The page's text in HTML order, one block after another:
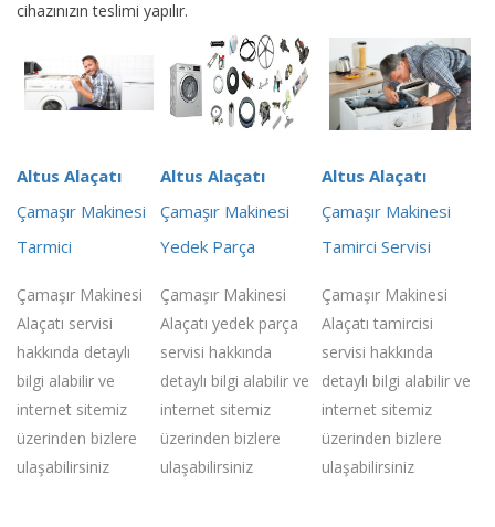
cihazınızın teslimi yapılır.
Altus Alaçatı
Çamaşır Makinesi
Tarmici
Çamaşır Makinesi
Alaçatı servisi
hakkında detaylı
bilgi alabilir ve
internet sitemiz
üzerinden bizlere
ulaşabilirsiniz
Altus Alaçatı
Çamaşır Makinesi
Yedek Parça
Çamaşır Makinesi
Alaçatı yedek parça
servisi hakkında
detaylı bilgi alabilir ve
internet sitemiz
üzerinden bizlere
ulaşabilirsiniz
Altus Alaçatı
Çamaşır Makinesi
Tamirci Servisi
Çamaşır Makinesi
Alaçatı tamircisi
servisi hakkında
detaylı bilgi alabilir ve
internet sitemiz
üzerinden bizlere
ulaşabilirsiniz